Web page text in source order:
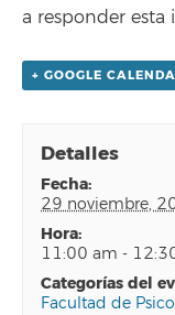
a responder
+ GOOGLE
Detalles
fecha:
29 noviembre,
hora:
11:00 am -
categorías del
Facultad de